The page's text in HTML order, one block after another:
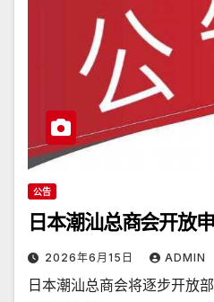
公告
日本潮汕总商会开放
2026年6月15日 ADMIN
日本潮汕总商会将逐步开放